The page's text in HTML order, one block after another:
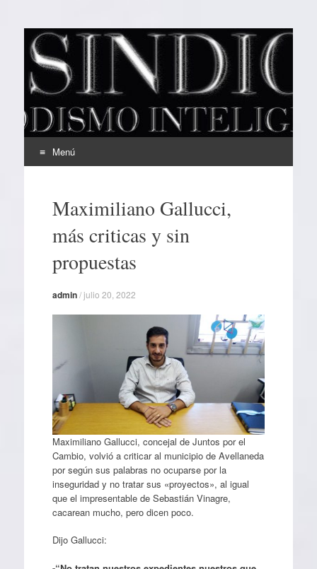
EL SINDICAL
Periodismo Inteligente
Menú
contenidoMaximiliano Gallucci,
más criticas y sin
propuestas
admin/julio 20, 2022
Maximiliano Gallucci, concejal de Juntos por el
Cambio, volvió a criticar al municipio de Avellaneda
por según sus palabras no ocuparse por la
inseguridad y no tratar sus «proyectos», al igual
que el impresentable de Sebastián Vinagre,
cacarean mucho, pero dicen poco.
Dijo Gallucci: